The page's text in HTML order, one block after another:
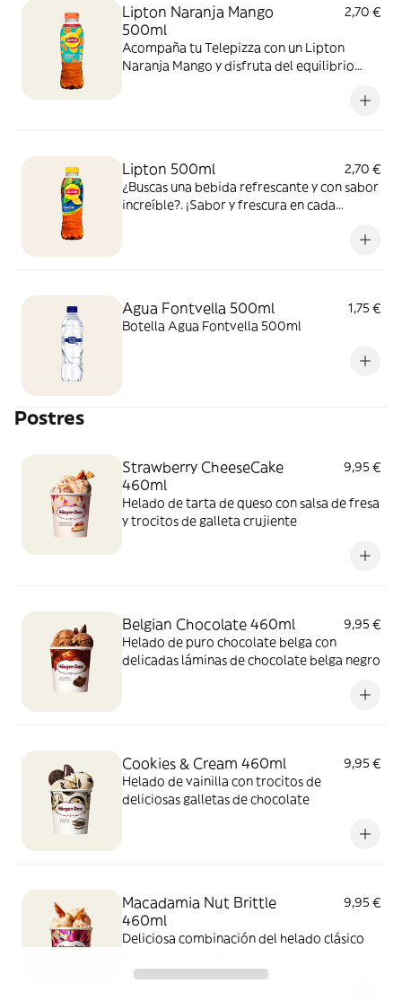
Lipton Naranja Mango
500ml
2,70 €
Acompaña tu Telepizza con un Lipton
Naranja Mango y disfruta del equilibrio
Lipton 500ml
2,70 €
¿Buscas una bebida refrescante y con sabor
increíble?. ¡Sabor y frescura en cada
Agua Fontvella 500ml
1,75 €
Botella Agua Fontvella 500ml
Postres
Strawberry CheeseCake
460ml
9,95 €
Helado de tarta de queso con salsa de fresa
y trocitos de galleta crujiente
Belgian Chocolate 460ml
9,95 €
Helado de puro chocolate belga con
delicadas láminas de chocolate belga negro
Cookies & Cream 460ml
9,95 €
Helado de vainilla con trocitos de
deliciosas galletas de chocolate
Macadamia Nut Brittle
460ml
9,95 €
Deliciosa combinación del helado clásico
Macadamia caramelizadas.